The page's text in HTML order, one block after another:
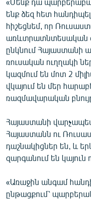
ենք ձեզ հետ
հիշեցնեմ, որ
առևտրատնտեսական
ընկնում Հայաստանի
ռուսական ուղղակի
կազմում են մոտ 2
վկայում են մեր
ռազմավարական
Հայաստանի
Հայաստանն ու
դաշնակիցներ են, և
զարգանում են
«Առաջին անգամ
ընթացքում՝